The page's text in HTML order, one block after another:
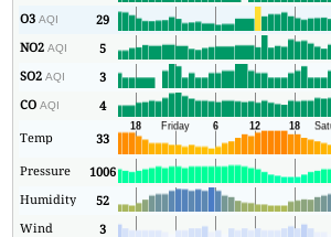
O3AQI 29
NO2AQI 5
SO2AQI 3
COAQI 4
Temp
33
Pressure
1006
Humidity
52
Wind
3